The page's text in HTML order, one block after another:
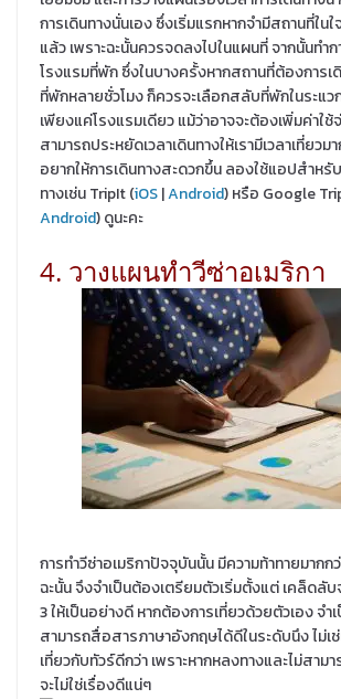
การเดินทางนั่นเอง ซึ่งเริ่มแรกหากจำมีสถานที่ใน
แล้ว เพราะฉะนั้นควรจดลงไปในแผนที่ จากนั้นทำ
โรงแรมที่พัก ซึ่งในบางครั้งหากสถานที่ต้องการเ
ที่พักหลายชั่วโมง ก็ควรจะเลือกสลับที่พักในระแ
เพียงแค่โรงแรมเดียว แม้ว่าอาจจะต้องเพิ่มค่าใ
สามารถประหยัดเวลาเดินทางให้เรามีเวลาเที่ยวม
อยากให้การเดินทางสะดวกขึ้น ลองใช้แอปสำหรั
ทางเช่น TripIt (iOS|Android) หรือ Google
Android) ดูนะคะ
4. วางแผนทำวีซ่าอเมริกา
การทำวีซ่าอเมริกาปัจจุบันนั้น มีความท้าทายมากก
ฉะนั้น จึงจำเป็นต้องเตรียมตัวเริ่มตั้งแต่ เคล็ดลั
3 ให้เป็นอย่างดี หากต้องการเที่ยวด้วยตัวเอง จำ
สามารถสื่อสารภาษาอังกฤษได้ดีในระดับนึง ไม่เ
เที่ยวกับทัวร์ดีกว่า เพราะหากหลงทางและไม่สาม
จะไม่ใช่เรื่องดีแน่ๆ